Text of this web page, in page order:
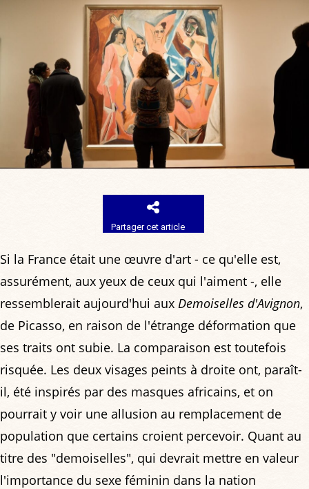
Partager cet article
Si la France était une œuvre d'art - ce qu'elle est,
assurément, aux yeux de ceux qui l'aiment -, elle
ressemblerait aujourd'hui aux Demoiselles d'Avignon,
de Picasso, en raison de l'étrange déformation que
ses traits ont subie. La comparaison est toutefois
risquée. Les deux visages peints à droite ont, paraît-
il, été inspirés par des masques africains, et on
pourrait y voir une allusion au remplacement de
population que certains croient percevoir. Quant au
titre des "demoiselles", qui devrait mettre en valeur
l'importance du sexe féminin dans la nation